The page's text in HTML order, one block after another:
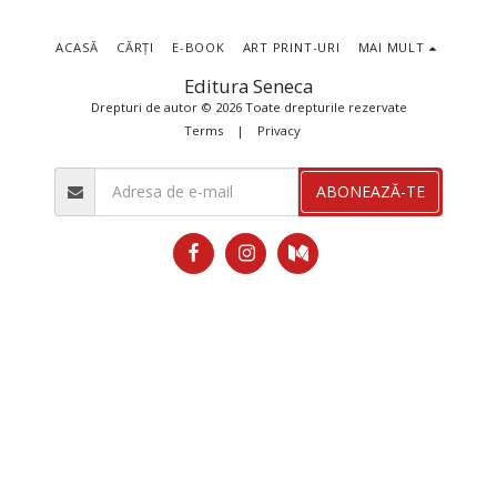
Editura Seneca
Drepturi de autor © 2026 Toate drepturile rezervate
Terms| Privacy
ACASĂ CĂRȚI E-BOOK ART PRINT-URI MAI MULT
ABONEAZĂ-TE